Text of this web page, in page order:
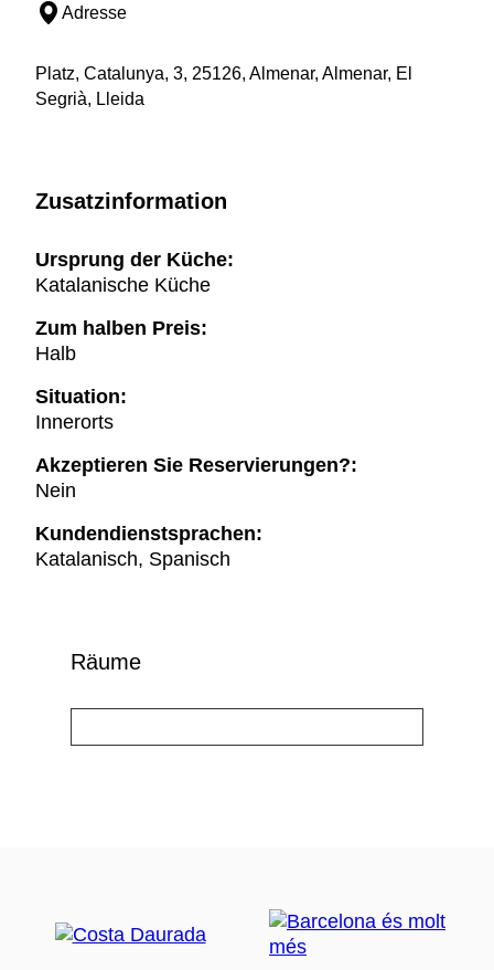
Adresse
Platz, Catalunya, 3, 25126, Almenar, Almenar, El
Segrià, Lleida
Zusatzinformation
Ursprung der Küche:
Katalanische Küche
Zum halben Preis:
Halb
Situation:
Innerorts
Akzeptieren Sie Reservierungen?:
Nein
Kundendienstsprachen:
Katalanisch, Spanisch
Räume